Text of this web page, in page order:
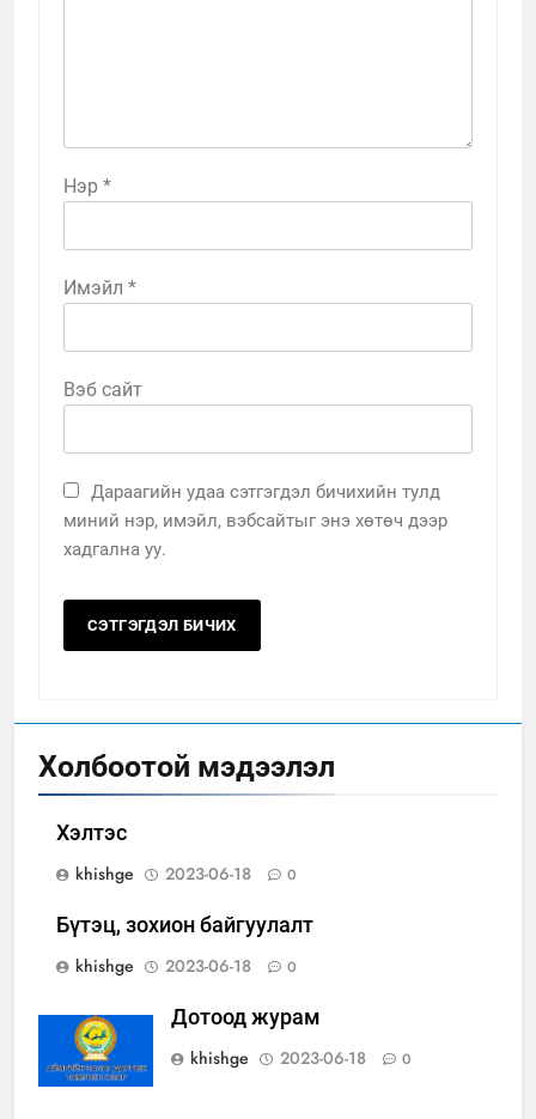
Нэр *
Имэйл *
Вэб сайт
Дараагийн удаа сэтгэгдэл бичихийн тулд
миний нэр, имэйл, вэбсайтыг энэ хөтөч дээр
хадгална уу.
Холбоотой мэдээлэл
Хэлтэс
khishge
2023-06-18 0
Бүтэц, зохион байгуулалт
khishge
2023-06-18 0
Дотоод журам
khishge
2023-06-18 0